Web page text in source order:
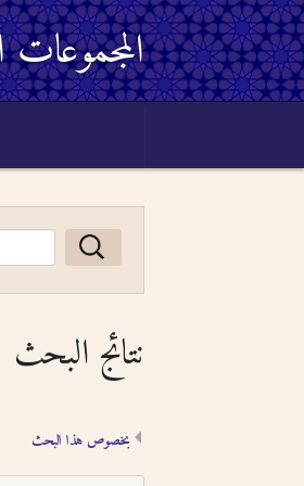
المجموعات
نتائج البحث
بخصوص هذا البحث